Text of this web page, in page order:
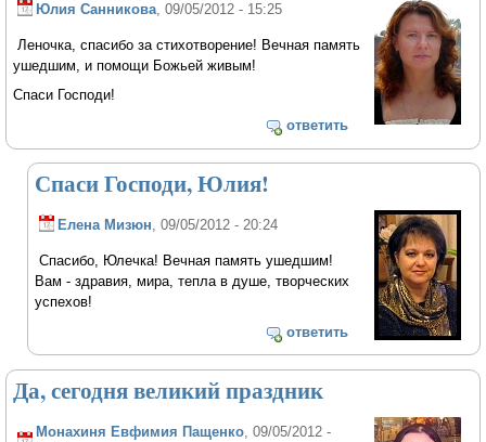
Юлия Санникова, 09/05/2012 - 15:25
Леночка, спасибо за стихотворение! Вечная память
ушедшим, и помощи Божьей живым!
Спаси Господи!
ответить
Спаси Господи, Юлия!
Елена Мизюн , 09/05/2012 - 20:24
Спасибо, Юлечка! Вечная память ушедшим!
Вам - здравия, мира, тепла в душе, творческих
успехов!
ответить
Да, сегодня великий праздник
Монахиня Евфимия Пащенко , 09/05/2012 -